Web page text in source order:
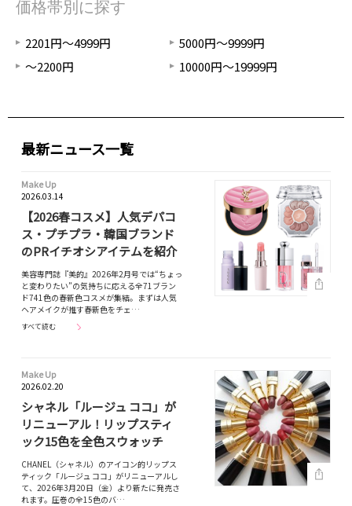
価格帯別に探す
2201円～4999円
5000円～9999円
～2200円
10000円～19999円
最新ニュース一覧
Make Up
2026.03.14
【2026春コスメ】人気デパコ
ス・プチプラ・韓国ブランド
のPRイチオシアイテムを紹介
美容専門誌『美的』2026年2月号では“ちょっ
と変わりたい”の気持ちに応える全71ブラン
ド741色の春新色コスメが集結。まずは人気
ヘアメイクが推す春新色をチェ…
すべて読む
Make Up
2026.02.20
シャネル「ルージュ ココ」が
リニューアル！リップスティ
ック15色を全色スウォッチ
CHANEL（シャネル）のアイコン的リップス
ティック「ルージュ ココ」がリニューアルし
て、2026年3月20日（金）より新たに発売さ
れます。圧巻の全15色のバ…